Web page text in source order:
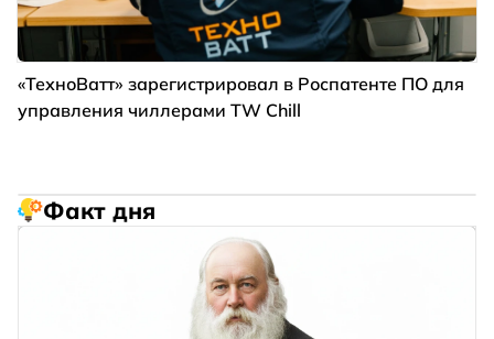
«ТехноВатт» зарегистрировал в Роспатенте ПО для
управления чиллерами TW Chill
Факт дня